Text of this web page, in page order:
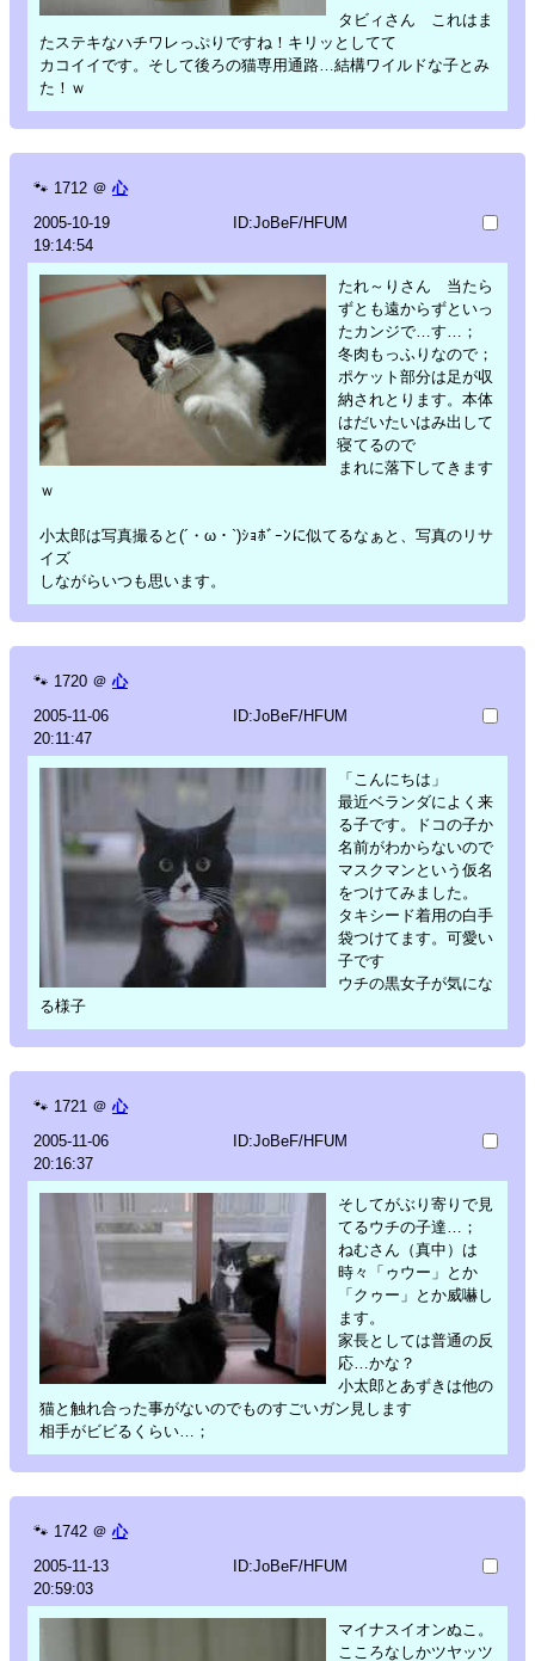
タビィさん これはま
たステキなハチワレっぷりですね！キリッとしてて
カコイイです。そして後ろの猫専用通路…結構ワイルドな子とみ
た！ｗ
🐾 1712 ＠ 心
2005-10-19
19:14:54
ID:JoBeF/HFUM
たれ～りさん 当たら
ずとも遠からずといっ
たカンジで…す…；
冬肉もっふりなので；
ポケット部分は足が収
納されとります。本体
はだいたいはみ出して
寝てるので
まれに落下してきます
ｗ
小太郎は写真撮ると(´・ω・`)ｼｮﾎﾞｰﾝに似てるなぁと、写真のリサ
イズ
しながらいつも思います。
🐾 1720 ＠ 心
2005-11-06
20:11:47
ID:JoBeF/HFUM
「こんにちは」
最近ベランダによく来
る子です。ドコの子か
名前がわからないので
マスクマンという仮名
をつけてみました。
タキシード着用の白手
袋つけてます。可愛い
子です
ウチの黒女子が気にな
る様子
🐾 1721 ＠ 心
2005-11-06
20:16:37
ID:JoBeF/HFUM
そしてがぶり寄りで見
てるウチの子達…；
ねむさん（真中）は
時々「ゥウー」とか
「クゥー」とか威嚇し
ます。
家長としては普通の反
応…かな？
小太郎とあずきは他の
猫と触れ合った事がないのでものすごいガン見します
相手がビビるくらい…；
🐾 1742 ＠ 心
2005-11-13
20:59:03
ID:JoBeF/HFUM
マイナスイオンぬこ。
こころなしかツヤッツ